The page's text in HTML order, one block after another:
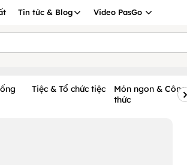
Tin tức & Blog Video PasGo
Tiệc & Tổ chức tiệc
Món ngon & Công
thức